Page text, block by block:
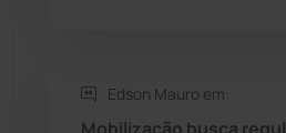
Edson Mauro em: